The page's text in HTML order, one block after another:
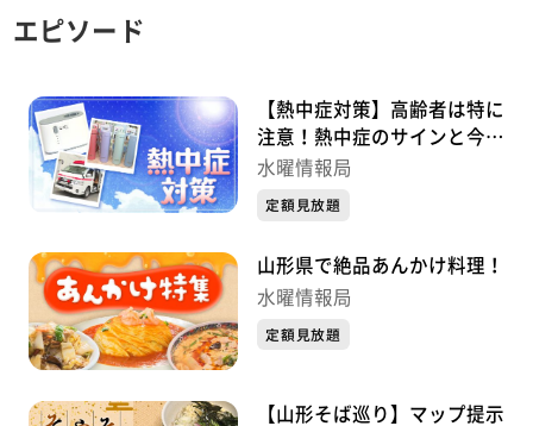
エピソード
【熱中症対策】高齢者は特に
注意！熱中症のサインと今か
らできる夏の備え YTSゴジダ
水曜情報局
定額見放題
山形県で絶品あんかけ料理！
水曜情報局
定額見放題
【山形そば巡り】マップ提示